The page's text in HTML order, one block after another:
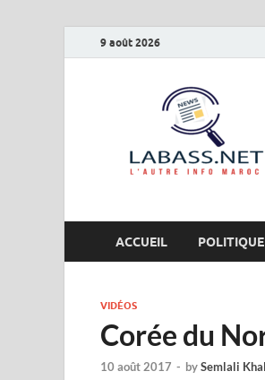
9 août 2026
ACCUEIL POLITIQUE
VIDÉOS
Corée du
10 août 2017 - bySemlali